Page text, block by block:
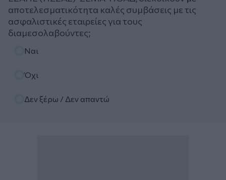
αποτελεσματικότητα καλές συμβάσεις με τις
ασφαλιστικές εταιρείες για τους
διαμεσολαβούντες;
Ναι
Όχι
Δεν ξέρω / Δεν απαντώ